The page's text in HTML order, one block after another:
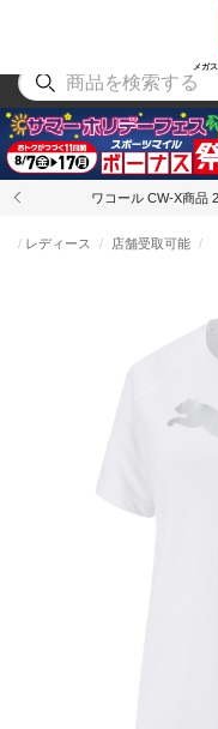
メガ
アウト
ワコール CW-X商品
レディース 店舗受取可能